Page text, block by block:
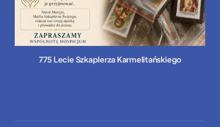
775 Lecie Szkaplerza Karmelitańskiego